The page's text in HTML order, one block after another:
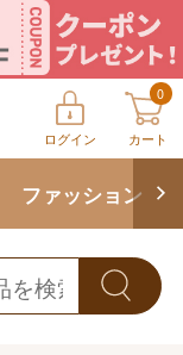
ログイン
0
カート
ファッション